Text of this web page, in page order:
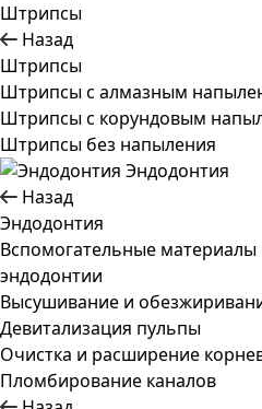
Штрипсы
Назад
Штрипсы
Штрипсы c алмазным
Штрипсы c корундовым
Штрипсы без напыления
Эндодонтия
Назад
Эндодонтия
Вспомогательные материалы
эндодонтии
Высушивание и
Девитализация пульпы
Очистка и расширение
Пломбирование каналов